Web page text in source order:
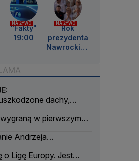
NA ŻYWO
"Fakty"
19:00
NA ŻYWO
Rok
prezydenta
Nawrockieg
dachy,
w pierwszym
Andrzeja
o Ligę Europy. Jest